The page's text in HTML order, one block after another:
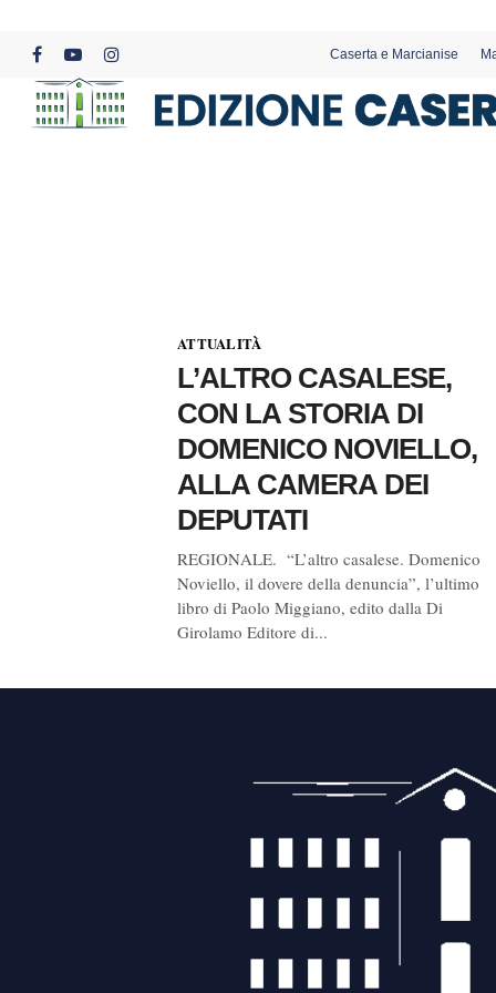
content
facebookyoutubeinstagram
Caserta e Marcianise
ATTUALITÀ
L’ALTRO CASALESE,
CON LA STORIA DI
DOMENICO NOVIELLO,
ALLA CAMERA DEI
DEPUTATI
REGIONALE. “L’altro casalese. Domenico
Noviello, il dovere della denuncia”, l’ultimo
libro di Paolo Miggiano, edito dalla Di
Girolamo Editore di...